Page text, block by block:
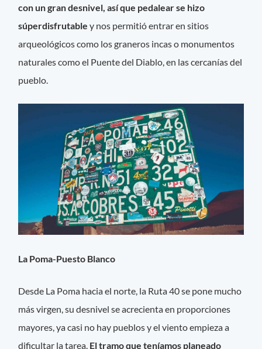
con un gran desnivel, así que pedalear se hizo
súperdisfrutable y nos permitió entrar en sitios
arqueológicos como los graneros incas o monumentos
naturales como el Puente del Diablo, en las cercanías del
pueblo.
La Poma-Puesto Blanco
Desde La Poma hacia el norte, la Ruta 40 se pone mucho
más virgen, su desnivel se acrecienta en proporciones
mayores, ya casi no hay pueblos y el viento empieza a
dificultar la tarea. El tramo que teníamos planeado